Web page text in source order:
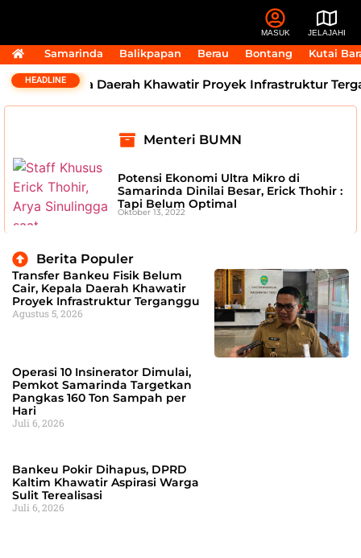
MASUK JELAJAHI
Samarinda Balikpapan Berau Bontang Kutai
HEADLINE
Cair, Kepala Daerah Khawatir Proyek Infrastruktur
Menteri BUMN
Potensi Ekonomi Ultra Mikro di
Samarinda Dinilai Besar, Erick Thohir :
Tapi Belum Optimal
Oktober 13, 2022
Berita Populer
Transfer Bankeu Fisik Belum
Cair, Kepala Daerah Khawatir
Proyek Infrastruktur Terganggu
Agustus 5, 2026
Operasi 10 Insinerator Dimulai,
Pemkot Samarinda Targetkan
Pangkas 160 Ton Sampah per
Hari
Juli 6, 2026
Bankeu Pokir Dihapus, DPRD
Kaltim Khawatir Aspirasi Warga
Sulit Terealisasi
Juli 6, 2026